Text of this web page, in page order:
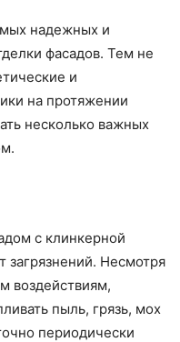
надежных и
фасадов. Тем не
и
на протяжении
несколько важных
с клинкерной
загрязнений. Несмотря
воздействиям,
пыль, грязь, мох
периодически